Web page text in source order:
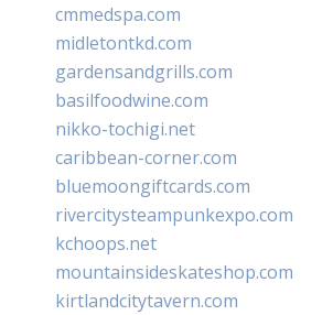
cmmedspa.com
midletontkd.com
gardensandgrills.com
basilfoodwine.com
nikko-tochigi.net
caribbean-corner.com
bluemoongiftcards.com
rivercitysteampunkexpo.com
kchoops.net
mountainsideskateshop.com
kirtlandcitytavern.com